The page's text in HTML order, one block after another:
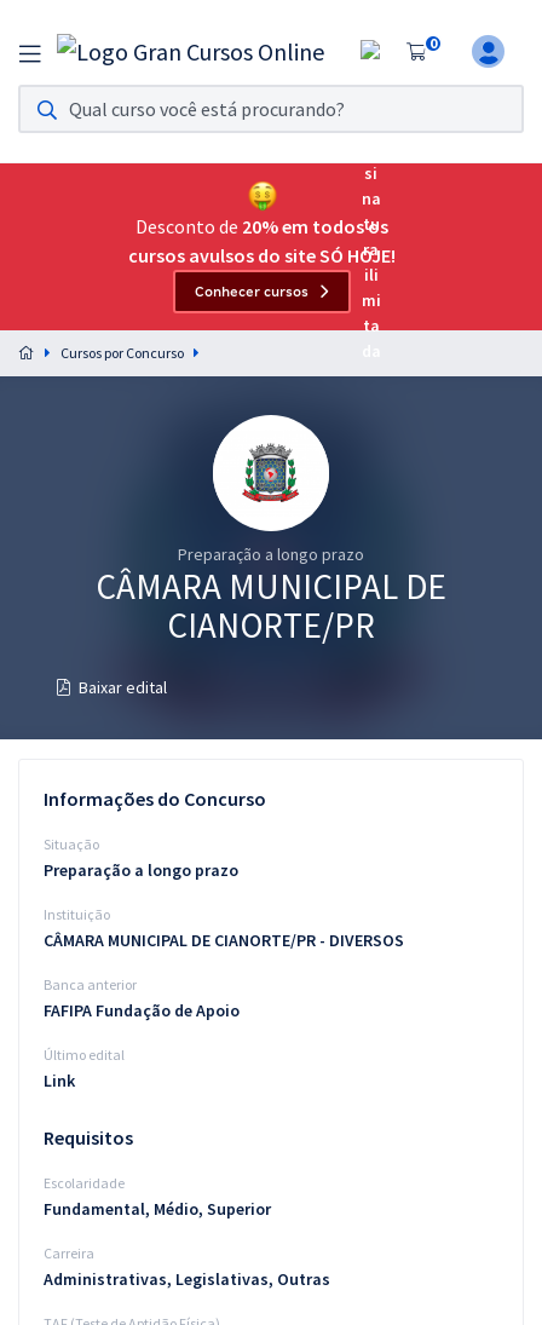
0
Assinatura Ilimitada 11
Acesso a todos os cursos. Teste grátis por 7 dias!
Assinatura OAB Até Passar
Acesso ilimitado a toda preparação para o Exame da
Preparação completa e intensiva para as principais
residências em saúde do Brasil
Questões grátis
Conteúdo gratuito
Aprovados
Atendimento
Desconto de 20% em todos os
cursos avulsos do site SÓ HOJE!
Conhecer cursos
Cursos por Concurso
Preparação a longo prazo
CÂMARA MUNICIPAL DE
CIANORTE/PR
Baixar edital
Informações do Concurso
Situação
Preparação a longo prazo
Instituição
CÂMARA MUNICIPAL DE CIANORTE/PR - DIVERSOS
Banca anterior
FAFIPA Fundação de Apoio
Último edital
Link
Requisitos
Escolaridade
Fundamental, Médio, Superior
Carreira
Administrativas, Legislativas, Outras